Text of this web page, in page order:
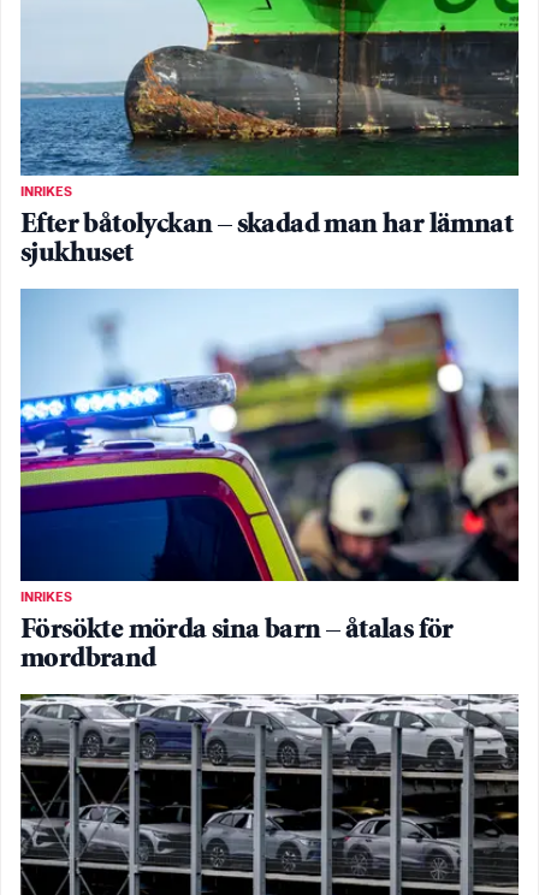
INRIKES
Efter båtolyckan – skadad man har lämnat
sjukhuset
INRIKES
Försökte mörda sina barn – åtalas för
mordbrand